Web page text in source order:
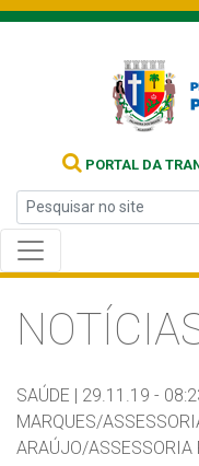
PORTAL DA
SAÚDE | 29.11.19 -
MARQUES/
ARAÚJO/ASSESSORIA